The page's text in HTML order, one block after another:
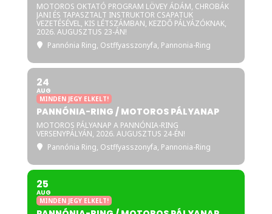
MOTOROS OKTATÓ PROGRAM LÖVEY ÁDÁM, CHROBÁK
JANI ÉS TAPASZTALT INSTRUKTOR CSAPATUK
VEZETÉSÉVEL, KIS LÉTSZÁMBAN, KEZDŐ PÁLYÁZÓKNAK,
2026. AUGUSZTUS 23-ÁN!
Pannónia Ring, Ostffyasszonyfa, Pannonia-Ring
24
AUG
MINDEN JEGY ELKELT!
PANNÓNIA-RING / MOTOROS PÁLYANAP
MOTOROS PÁLYANAP A PANNÓNIA-RING
VERSENYPÁLYÁN, 2026. AUGUSZTUS 24-ÉN!
Pannónia Ring, Ostffyasszonyfa, Pannonia-Ring
25
AUG
MINDEN JEGY ELKELT!